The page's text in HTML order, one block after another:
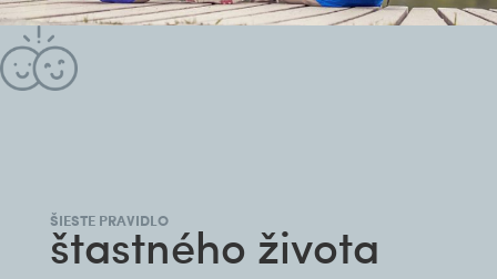
ŠIESTE PRAVIDLO
štastného života